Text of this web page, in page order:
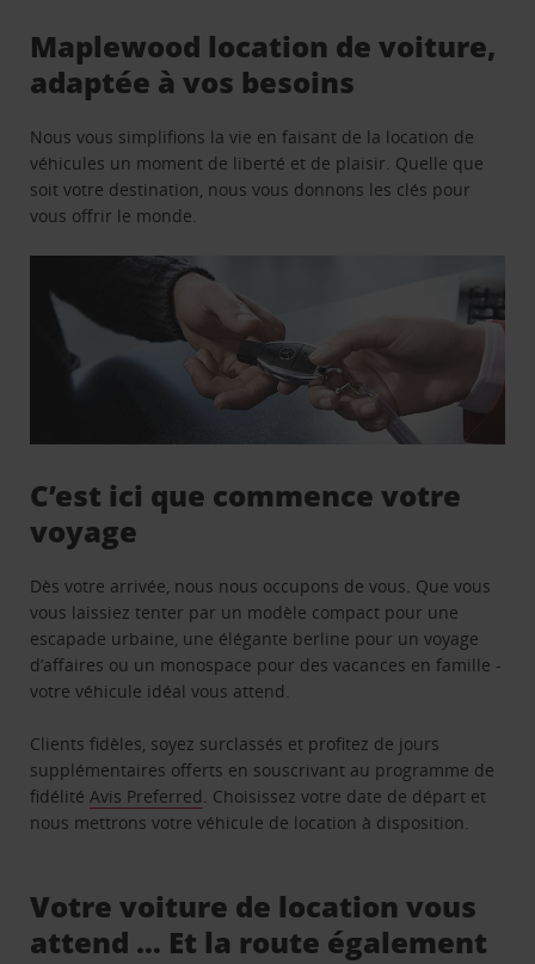
Maplewood location de voiture,
adaptée à vos besoins
Nous vous simplifions la vie en faisant de la location de
véhicules un moment de liberté et de plaisir. Quelle que
soit votre destination, nous vous donnons les clés pour
vous offrir le monde.
C’est ici que commence votre
voyage
Dès votre arrivée, nous nous occupons de vous. Que vous
vous laissiez tenter par un modèle compact pour une
escapade urbaine, une élégante berline pour un voyage
d’affaires ou un monospace pour des vacances en famille -
votre véhicule idéal vous attend.
Clients fidèles, soyez surclassés et profitez de jours
supplémentaires offerts en souscrivant au programme de
fidélitéAvis Preferred. Choisissez votre date de départ et
nous mettrons votre véhicule de location à disposition.
Votre voiture de location vous
attend … Et la route également